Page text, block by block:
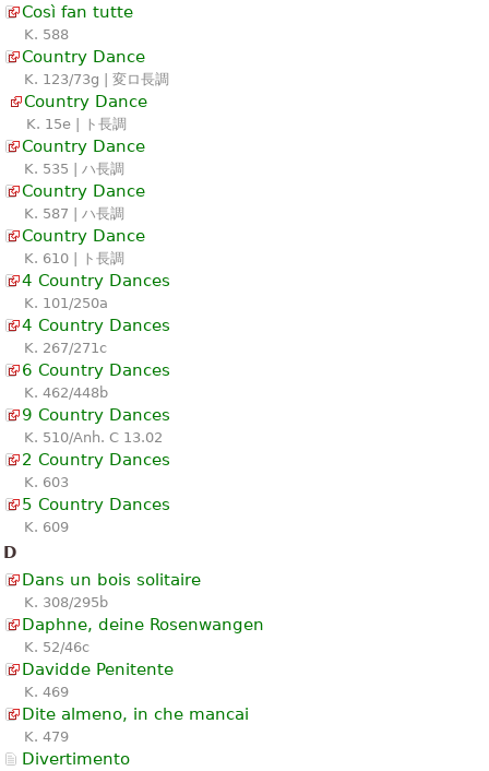
Così fan tutte
K. 588
Country Dance
K. 123/73g | 変ロ長調
Country Dance
K. 15e | ト長調
Country Dance
K. 535 | ハ長調
Country Dance
K. 587 | ハ長調
Country Dance
K. 610 | ト長調
4 Country Dances
K. 101/250a
4 Country Dances
K. 267/271c
6 Country Dances
K. 462/448b
9 Country Dances
K. 510/Anh. C 13.02
2 Country Dances
K. 603
5 Country Dances
K. 609
D
Dans un bois solitaire
K. 308/295b
Daphne, deine Rosenwangen
K. 52/46c
Davidde Penitente
K. 469
Dite almeno, in che mancai
K. 479
Divertimento